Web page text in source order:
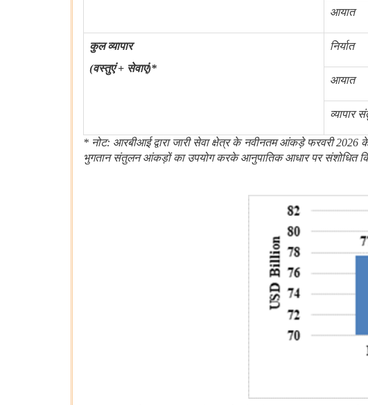
आयात
कुल व्यापार
(वस्तुएं + सेवाएं)*
निर्यात
आयात
व्यापार
* नोट: आरबीआई द्वारा जारी सेवा क्षेत्र के नवीनतम आंकड़े फरवरी
भुगतान संतुलन आंकड़ों का उपयोग करके आनुपातिक आधार पर संशोधित